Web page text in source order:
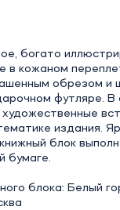
богато
в кожаном
обрезом и
футляре. В
издания.
блок
бумаге.
блока: Белый